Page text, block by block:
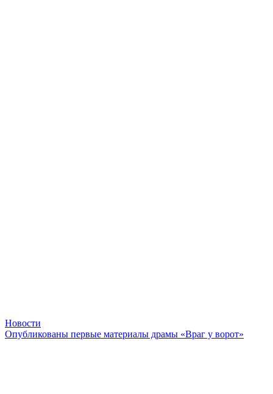
Новости
Опубликованы первые материалы драмы «Враг у ворот»